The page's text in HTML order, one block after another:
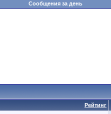
Сообщения за день
Рейтинг